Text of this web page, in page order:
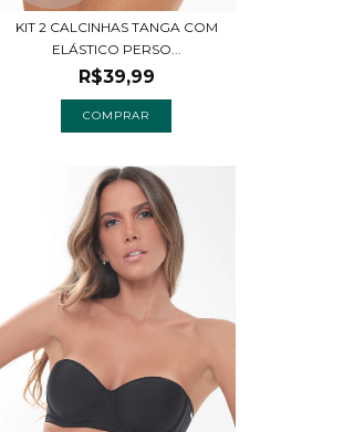
KIT 2 CALCINHAS TANGA COM
ELÁSTICO PERSO...
R$39,99
COMPRAR